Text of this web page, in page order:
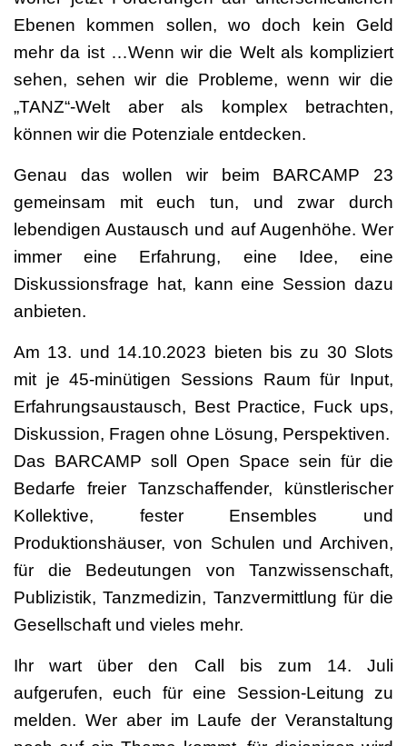
Ebenen kommen sollen, wo doch kein Geld
mehr da ist …Wenn wir die Welt als kompliziert
sehen, sehen wir die Probleme, wenn wir die
„TANZ“-Welt aber als komplex betrachten,
können wir die Potenziale entdecken.
Genau das wollen wir beim BARCAMP 23
gemeinsam mit euch tun, und zwar durch
lebendigen Austausch und auf Augenhöhe. Wer
immer eine Erfahrung, eine Idee, eine
Diskussionsfrage hat, kann eine Session dazu
anbieten.
Am 13. und 14.10.2023 bieten bis zu 30 Slots
mit je 45-minütigen Sessions Raum für Input,
Erfahrungsaustausch, Best Practice, Fuck ups,
Diskussion, Fragen ohne Lösung, Perspektiven.
Das BARCAMP soll Open Space sein für die
Bedarfe freier Tanzschaffender, künstlerischer
Kollektive, fester Ensembles und
Produktionshäuser, von Schulen und Archiven,
für die Bedeutungen von Tanzwissenschaft,
Publizistik, Tanzmedizin, Tanzvermittlung für die
Gesellschaft und vieles mehr.
Ihr wart über den Call bis zum 14. Juli
aufgerufen, euch für eine Session-Leitung zu
melden. Wer aber im Laufe der Veranstaltung